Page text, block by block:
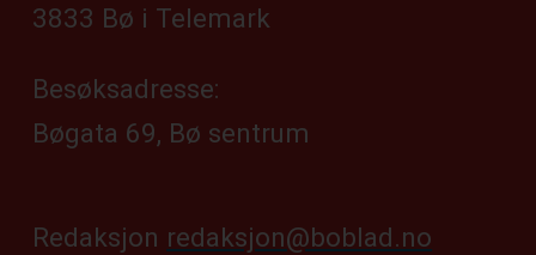
3833 Bø i Telemark
Besøksadresse:
Bøgata 69, Bø sentrum
Redaksjon redaksjon@boblad.no